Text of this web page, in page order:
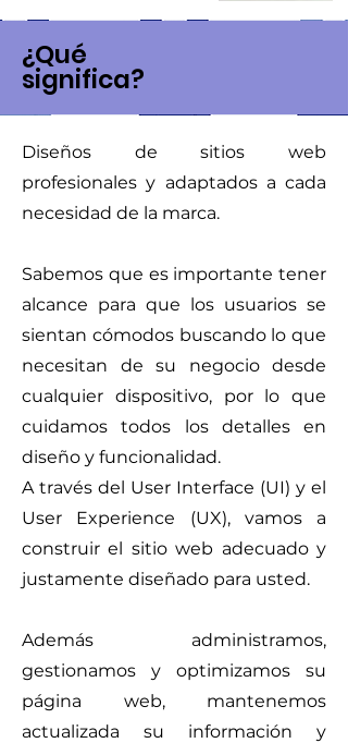
¿Qué
significa?
Diseños de sitios web
profesionales y adaptados a cada
necesidad de la marca.
Sabemos que es importante tener
alcance para que los usuarios se
sientan cómodos buscando lo que
necesitan de su negocio desde
cualquier dispositivo, por lo que
cuidamos todos los detalles en
diseño y funcionalidad.
A través del User Interface (UI) y el
User Experience (UX), vamos a
construir el sitio web adecuado y
justamente diseñado para usted.
Además administramos,
gestionamos y optimizamos su
página web, mantenemos
actualizada su información y